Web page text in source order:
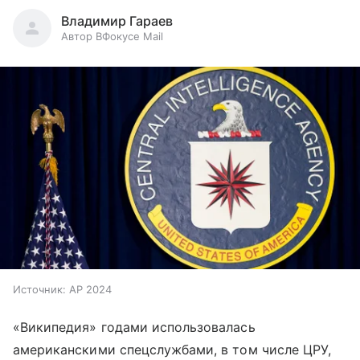
Владимир Гараев
Автор ВФокусе Mail
Источник: AP 2024
«Википедия» годами использовалась
американскими спецслужбами, в том числе ЦРУ,